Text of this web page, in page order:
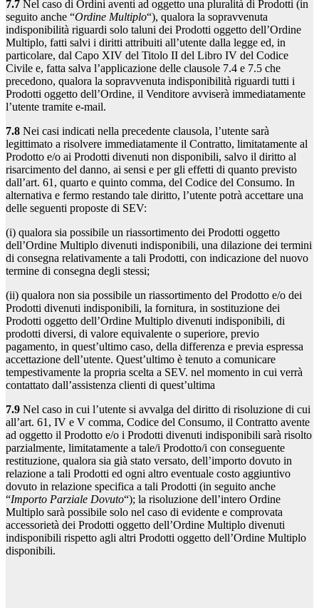
7.7 Nel caso di Ordini aventi ad oggetto una pluralità di Prodotti (in
seguito anche “Ordine Multiplo“), qualora la sopravvenuta
indisponibilità riguardi solo taluni dei Prodotti oggetto dell’Ordine
Multiplo, fatti salvi i diritti attribuiti all’utente dalla legge ed, in
particolare, dal Capo XIV del Titolo II del Libro IV del Codice
Civile e, fatta salva l’applicazione delle clausole 7.4 e 7.5 che
precedono, qualora la sopravvenuta indisponibilità riguardi tutti i
Prodotti oggetto dell’Ordine, il Venditore avviserà immediatamente
l’utente tramite e-mail.
7.8 Nei casi indicati nella precedente clausola, l’utente sarà
legittimato a risolvere immediatamente il Contratto, limitatamente al
Prodotto e/o ai Prodotti divenuti non disponibili, salvo il diritto al
risarcimento del danno, ai sensi e per gli effetti di quanto previsto
dall’art. 61, quarto e quinto comma, del Codice del Consumo. In
alternativa e fermo restando tale diritto, l’utente potrà accettare una
delle seguenti proposte di SEV:
(i) qualora sia possibile un riassortimento dei Prodotti oggetto
dell’Ordine Multiplo divenuti indisponibili, una dilazione dei termini
di consegna relativamente a tali Prodotti, con indicazione del nuovo
termine di consegna degli stessi;
(ii) qualora non sia possibile un riassortimento del Prodotto e/o dei
Prodotti divenuti indisponibili, la fornitura, in sostituzione dei
Prodotti oggetto dell’Ordine Multiplo divenuti indisponibili, di
prodotti diversi, di valore equivalente o superiore, previo
pagamento, in quest’ultimo caso, della differenza e previa espressa
accettazione dell’utente. Quest’ultimo è tenuto a comunicare
tempestivamente la propria scelta a SEV. nel momento in cui verrà
contattato dall’assistenza clienti di quest’ultima
7.9 Nel caso in cui l’utente si avvalga del diritto di risoluzione di cui
all’art. 61, IV e V comma, Codice del Consumo, il Contratto avente
ad oggetto il Prodotto e/o i Prodotti divenuti indisponibili sarà risolto
parzialmente, limitatamente a tale/i Prodotto/i con conseguente
restituzione, qualora sia già stato versato, dell’importo dovuto in
relazione a tali Prodotti ed ogni altro eventuale costo aggiuntivo
dovuto in relazione specifica a tali Prodotti (in seguito anche
“Importo Parziale Dovuto“); la risoluzione dell’intero Ordine
Multiplo sarà possibile solo nel caso di evidente e comprovata
accessorietà dei Prodotti oggetto dell’Ordine Multiplo divenuti
indisponibili rispetto agli altri Prodotti oggetto dell’Ordine Multiplo
disponibili.